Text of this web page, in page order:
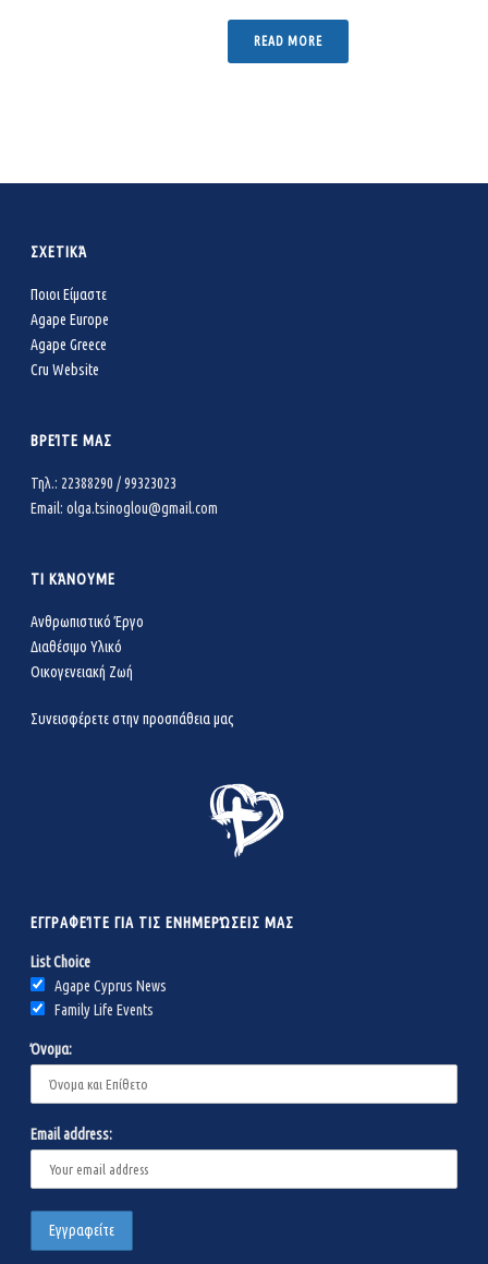
READ MORE
ΣΧΕΤΙΚΆ
Ποιοι Είμαστε
Agape Europe
Agape Greece
Cru Website
ΒΡΕΊΤΕ ΜΑΣ
Τηλ.: 22388290 / 99323023
Email: olga.tsinoglou@gmail.com
ΤΙ ΚΆΝΟΥΜΕ
Ανθρωπιστικό Έργο
Διαθέσιμο Υλικό
Οικογενειακή Ζωή
Συνεισφέρετε στην προσπάθεια μας
ΕΓΓΡΑΦΕΊΤΕ ΓΙΑ ΤΙΣ ΕΝΗΜΕΡΏΣΕΙΣ ΜΑΣ
List Choice
Agape Cyprus News
Family Life Events
Όνομα:
Email address: